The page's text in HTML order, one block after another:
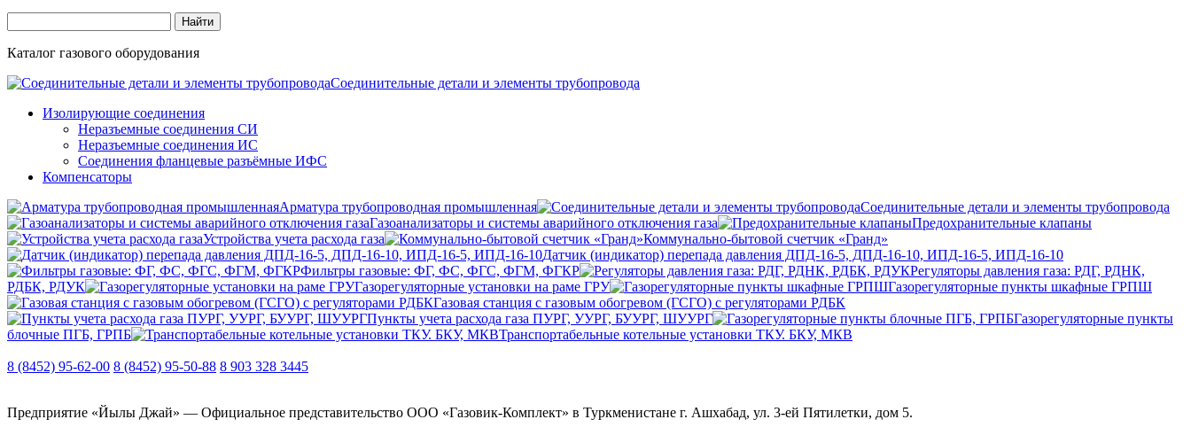
Каталог газового оборудования
Соединительные детали и элементы трубопровода
Изолирующие соединения
Неразъемные соединения СИ
Неразъемные соединения ИС
Соединения фланцевые разъёмные ИФС
Компенсаторы
Арматура трубопроводная промышленная
Соединительные детали и элементы трубопровода
Газоанализаторы и системы аварийного отключения газа
Предохранительные клапаны
Устройства учета расхода газа
Коммунально-бытовой счетчик «Гранд»
Датчик (индикатор) перепада давления ДПД-16-5, ДПД-16-10, ИПД-16-5, ИПД-16-10
Фильтры газовые: ФГ, ФС, ФГС, ФГМ, ФГКР
Регуляторы давления газа: РДГ, РДНК,
РДБК, РДУК
Газорегуляторные установки на раме ГРУ
Газорегуляторные пункты шкафные ГРПШ
Газовая станция с газовым обогревом (ГСГО) с регуляторами РДБК
Пункты учета расхода газа ПУРГ, УУРГ, БУУРГ, ШУУРГ
Газорегуляторные пункты
блочные ПГБ, ГРПБ
Транспортабельные котельные установки ТКУ. БКУ, МКВ
8 (8452) 95-62-00 8 (8452) 95-50-88 8 903 328 3445
Предприятие «Йылы Джай» — Официальное представительство ООО «Газовик-Комплект» в Туркменистане г. Ашхабад, ул. 3-ей Пятилетки, дом 5.